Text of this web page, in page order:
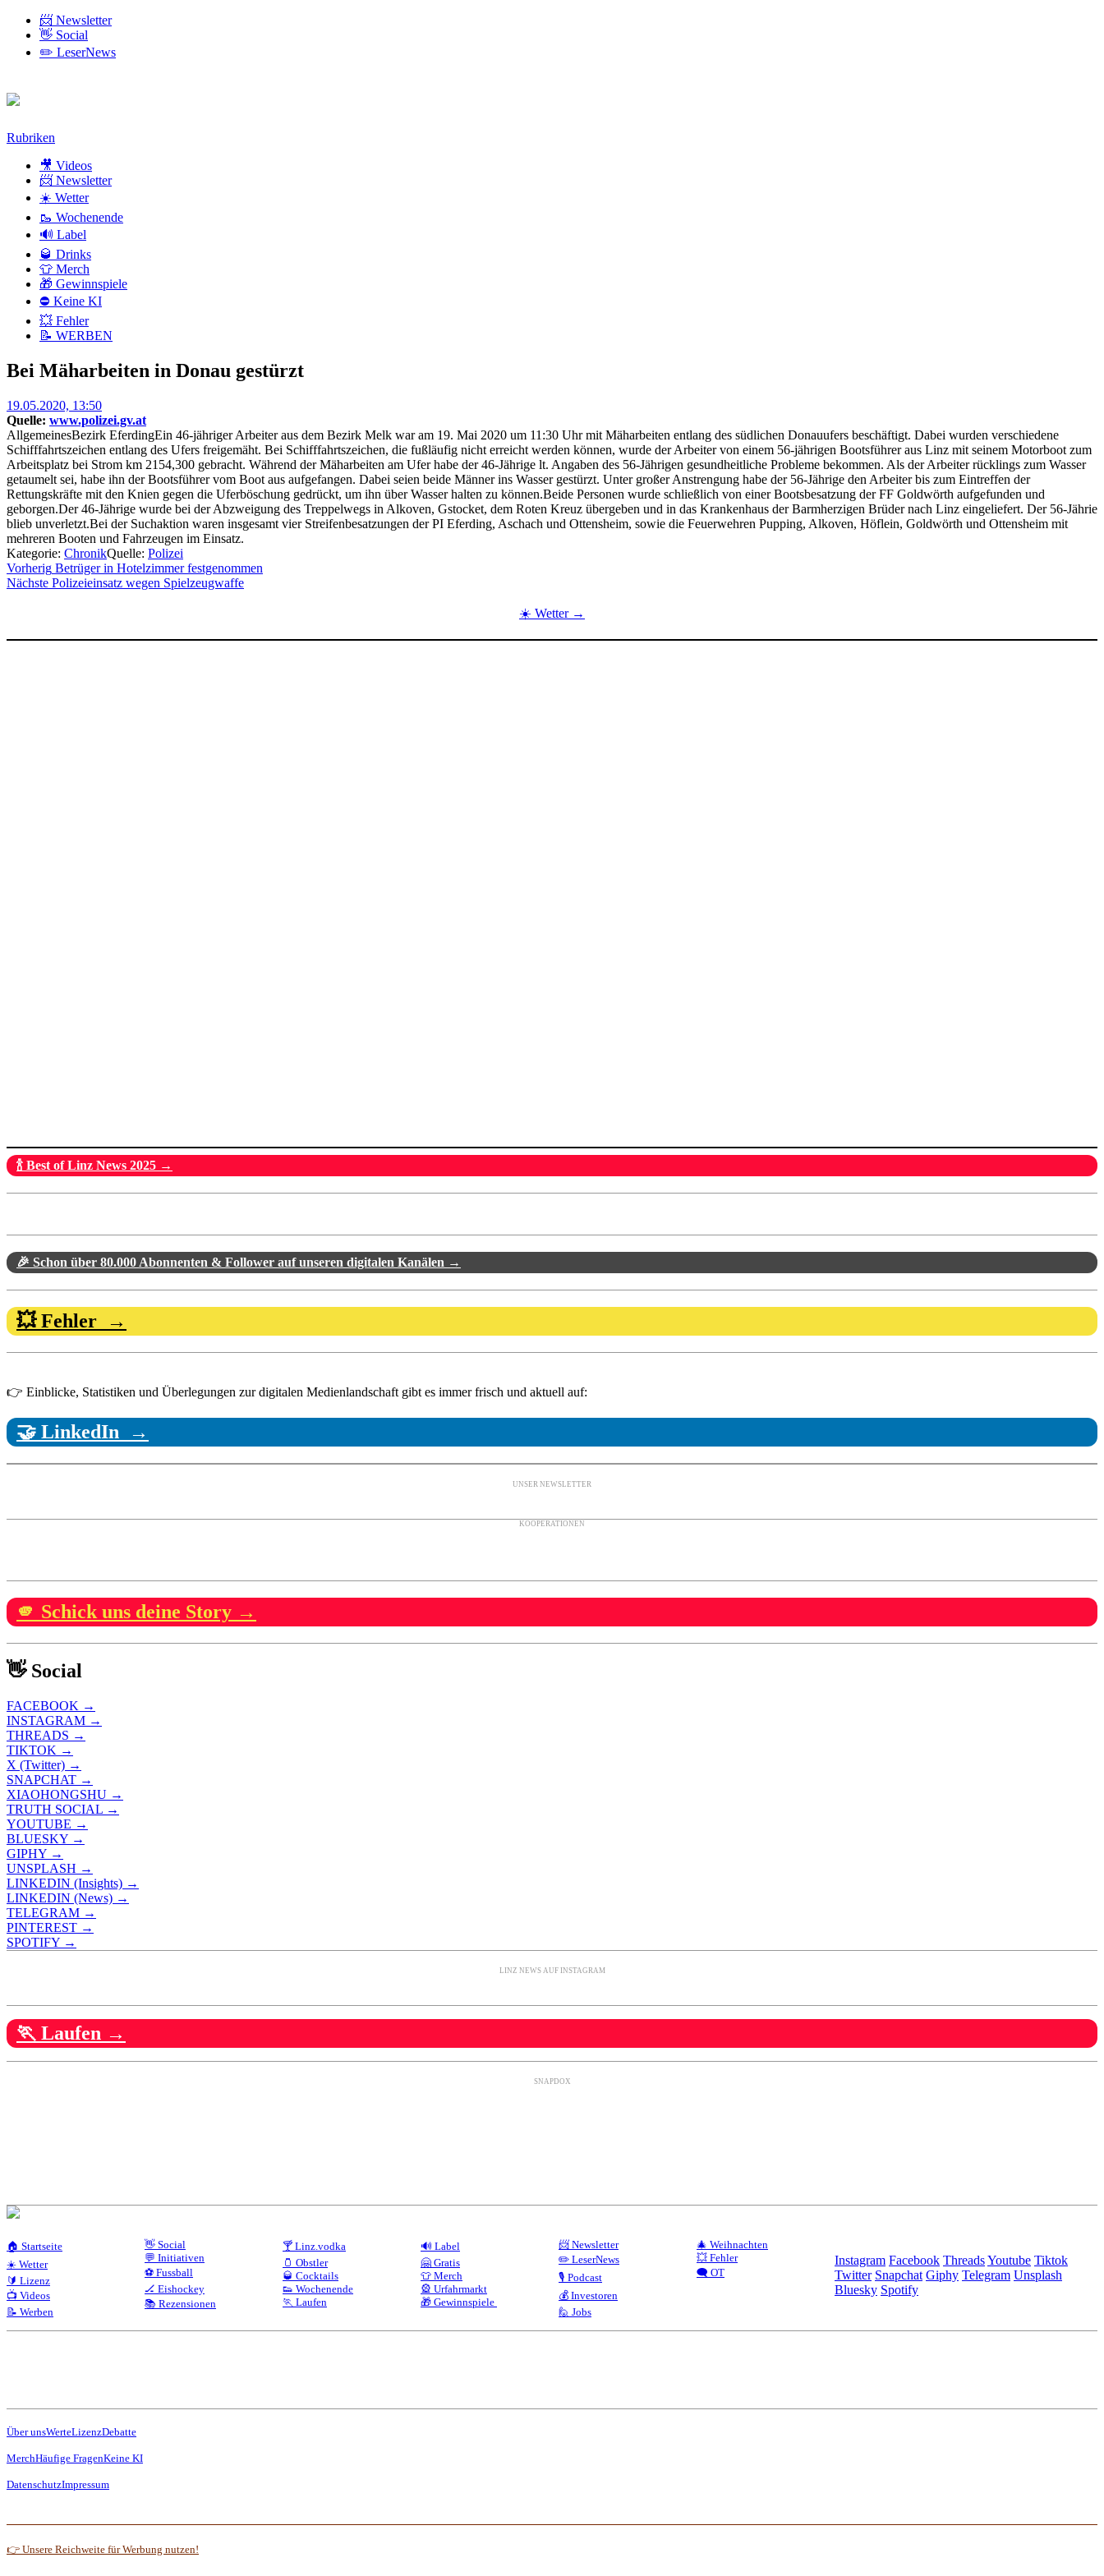
📨 Newsletter
👋 Social
✏️ LeserNews
Zum
Rubriken
🎥 Videos
📨 Newsletter
☀️ Wetter
🥾 Wochenende
🔊 Label
🥃 Drinks
👕 Merch
🎁 Gewinnspiele
⛔ Keine KI
💥 Fehler
📝 WERBEN
Bei Mäharbeiten in Donau gestürzt
Posted
on
19.05.2020, 13:50
Quelle: www.polizei.gv.at
AllgemeinesBezirk EferdingEin 46-jähriger Arbeiter aus dem Bezirk Melk war am 19. Mai 2020 um 11:30 Uhr mit Mäharbeiten entlang des südlichen Donauufers beschäftigt. Dabei wurden verschiedene
Schifffahrtszeichen entlang des Ufers freigemäht. Bei Schifffahrtszeichen, die fußläufig nicht erreicht werden können, wurde der Arbeiter von einem 56-jährigen Bootsführer aus Linz mit seinem Motorboot zum
Arbeitsplatz bei Strom km 2154,300 gebracht. Während der Mäharbeiten am Ufer habe der 46-Jährige lt. Angaben des 56-Jährigen gesundheitliche Probleme bekommen. Als der Arbeiter rücklings zum Wasser
getaumelt sei, habe ihn der Bootsführer vom Boot aus aufgefangen. Dabei seien beide Männer ins Wasser gestürzt. Unter großer Anstrengung habe der 56-Jährige den Arbeiter bis zum Eintreffen der
Rettungskräfte mit den Knien gegen die Uferböschung gedrückt, um ihn über Wasser halten zu können.Beide Personen wurde schließlich von einer Bootsbesatzung der FF Goldwörth aufgefunden und
geborgen.Der 46-Jährige wurde bei der Abzweigung des Treppelwegs in Alkoven, Gstocket, dem Roten Kreuz übergeben und in das Krankenhaus der Barmherzigen Brüder nach Linz eingeliefert. Der 56-Jährie
blieb unverletzt.Bei der Suchaktion waren insgesamt vier Streifenbesatzungen der PI Eferding, Aschach und Ottensheim, sowie die Feuerwehren Pupping, Alkoven, Höflein, Goldwörth und Ottensheim mit
mehreren Booten und Fahrzeugen im Einsatz.
Kategorie: ChronikQuelle: Polizei
Beitragsnavigation
Vorherig Betrüger in Hotelzimmer festgenommen
Nächste Polizeieinsatz wegen Spielzeugwaffe
☀️ Wetter →
🍾 Best of Linz News 2025 →
🎉 Schon über 80.000 Abonnenten & Follower auf unseren digitalen Kanälen →
💥 Fehler →
👉 Einblicke, Statistiken und Überlegungen zur digitalen Medienlandschaft gibt es immer frisch und aktuell auf:
🤝 LinkedIn →
UNSER NEWSLETTER
KOOPERATIONEN
🫵 Schick uns deine Story →
👋 Social
FACEBOOK →
INSTAGRAM →
THREADS →
TIKTOK →
X (Twitter) →
SNAPCHAT →
XIAOHONGSHU →
TRUTH SOCIAL →
YOUTUBE →
BLUESKY →
GIPHY →
UNSPLASH →
LINKEDIN (Insights) →
LINKEDIN (News) →
TELEGRAM →
PINTEREST →
SPOTIFY →
LINZ NEWS AUF INSTAGRAM
🏃 Laufen →
SNAPDOX
🏠 Startseite
☀️ Wetter
🔰 Lizenz
📺 Videos
📝 Werben
👋 Social
💬 Initiativen
⚽ Fussball
🏒 Eishockey
📚 Rezensionen
🍸 Linz.vodka
🫙 Obstler
🥃 Cocktails
👟 Wochenende
🏃 Laufen
🔊 Label
🤗 Gratis
👕 Merch
🎡 Urfahrmarkt
🎁 Gewinnspiele
📨 Newsletter
✏️ LeserNews
🎙️ Podcast
💰 Investoren
🙋 Jobs
🎄 Weihnachten
💥 Fehler
🗨️ OT
Instagram Facebook ThreadsYoutube Tiktok
Twitter Snapchat Giphy Telegram Unsplash
Bluesky Spotify
Über unsWerteLizenzDebatte
MerchHäufige FragenKeine KI
DatenschutzImpressum
👉 Unsere Reichweite für Werbung nutzen!